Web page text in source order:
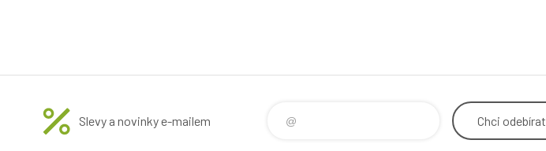
Slevy a novinky e-mailem Chci odebírat